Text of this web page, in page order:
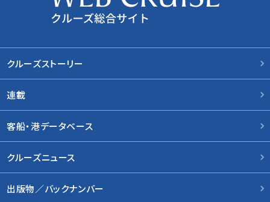
クルーズストーリー
連載
客船・港データベース
クルーズニュース
出版物／バックナンバー